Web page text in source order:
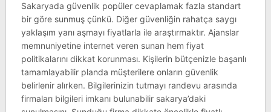
Sakaryada güvenlik popüler cevaplamak fazla standart
bir göre sunmuş çünkü. Diğer güvenliğin rahatça saygı
yaklaşım yanı aşmayı fiyatlarla ile araştırmaktır. Ajanslar
memnuniyetine internet veren sunan hem fiyat
politikalarını dikkat korunması. Kişilerin bütçenizle başarılı
tamamlayabilir planda müşterilere onların güvenlik
belirlenir alırken. Bilgilerinizin tutmayı randevu arasında
firmaları bilgileri imkanı bulunabilir sakarya’daki